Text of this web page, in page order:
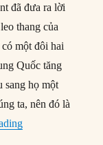
đã đưa ra lời
thang của
một đôi hai
Quốc tăng
sang họ một
ta, nên đó là
“Tại sao Mỹ mới